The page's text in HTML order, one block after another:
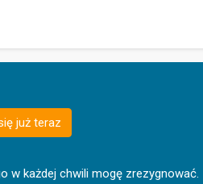
już teraz
w każdej chwili mogę zrezygnować.